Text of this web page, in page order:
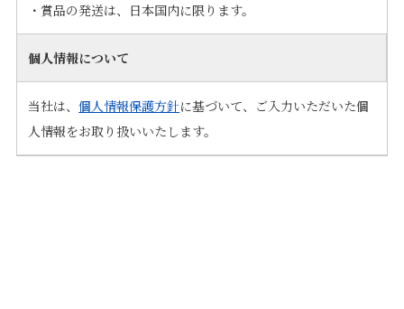
・賞品の発送は、日本国内に限ります。
個人情報について
当社は、個人情報保護方針に基づいて、ご入力いただいた個
人情報をお取り扱いいたします。